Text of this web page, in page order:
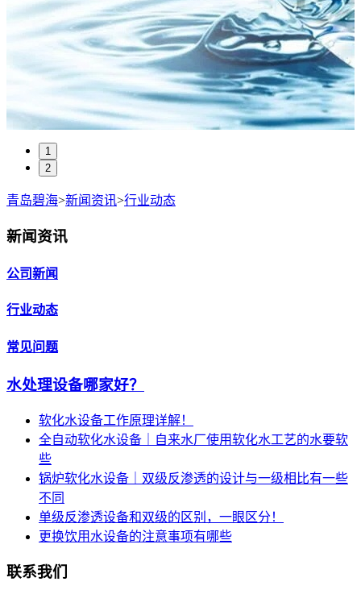
1
2
青岛碧海>新闻资讯>行业动态
新闻资讯
公司新闻
行业动态
常见问题
水处理设备哪家好？
软化水设备工作原理详解！
全自动软化水设备｜自来水厂使用软化水工艺的水要软
些
锅炉软化水设备｜双级反渗透的设计与一级相比有一些
不同
单级反渗透设备和双级的区别，一眼区分！
更换饮用水设备的注意事项有哪些
联系我们